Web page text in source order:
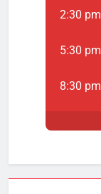
2:30 pm
5:30 pm
8:30 pm